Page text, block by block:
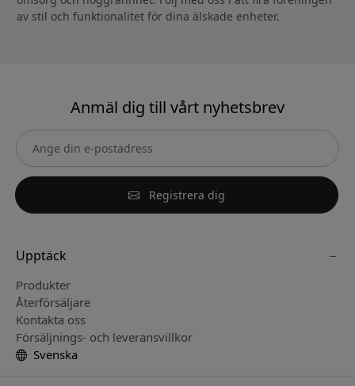
av stil och funktionalitet för dina älskade enheter.
Anmäl dig till vårt nyhetsbrev
Registrera dig
Upptäck
Produkter
Återförsäljare
Kontakta oss
Försäljnings- och leveransvillkor
Svenska